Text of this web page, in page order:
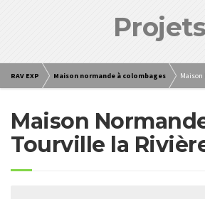
Projets
RAV EXP Maison normande à colombages Maison
Maison
Tourville la